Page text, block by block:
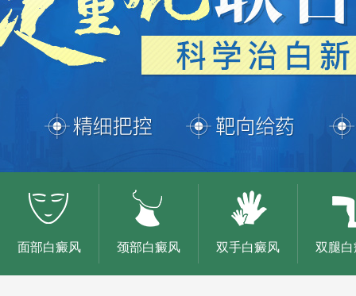
面部白癜风 颈部白癜风 双手白癜风 双腿